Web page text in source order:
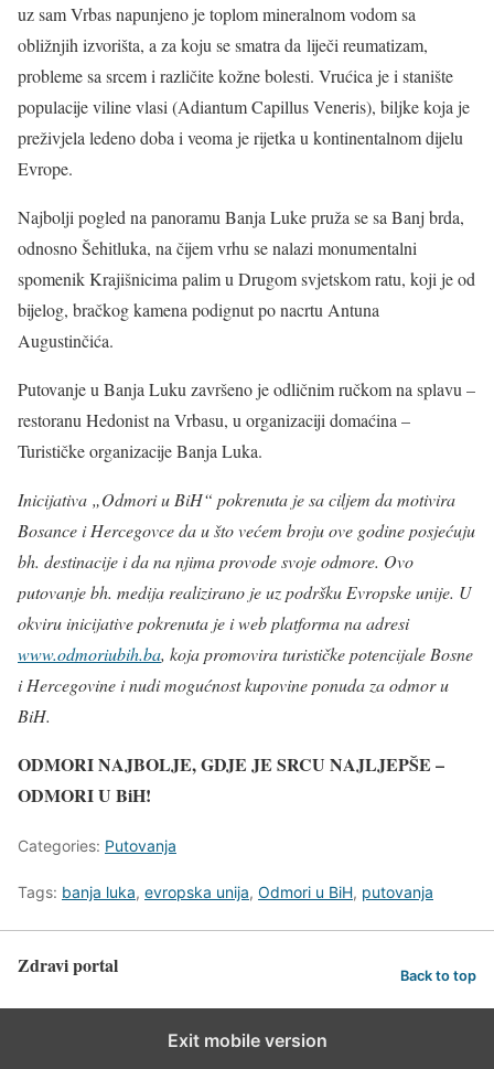
uz sam Vrbas napunjeno je toplom mineralnom vodom sa
obližnjih izvorišta, a za koju se smatra da liječi reumatizam,
probleme sa srcem i različite kožne bolesti. Vrućica je i stanište
populacije viline vlasi (Adiantum Capillus Veneris), biljke koja je
preživjela ledeno doba i veoma je rijetka u kontinentalnom dijelu
Evrope.
Najbolji pogled na panoramu Banja Luke pruža se sa Banj brda,
odnosno Šehitluka, na čijem vrhu se nalazi monumentalni
spomenik Krajišnicima palim u Drugom svjetskom ratu, koji je od
bijelog, bračkog kamena podignut po nacrtu Antuna
Augustinčića.
Putovanje u Banja Luku završeno je odličnim ručkom na splavu –
restoranu Hedonist na Vrbasu, u organizaciji domaćina –
Turističke organizacije Banja Luka.
Inicijativa „Odmori u BiH“ pokrenuta je sa ciljem da motivira
Bosance i Hercegovce da u što većem broju ove godine posjećuju
bh. destinacije i da na njima provode svoje odmore. Ovo
putovanje bh. medija realizirano je uz podršku Evropske unije. U
okviru inicijative pokrenuta je i web platforma na adresi
www.odmoriubih.ba, koja promovira turističke potencijale Bosne
i Hercegovine i nudi mogućnost kupovine ponuda za odmor u
BiH.
ODMORI NAJBOLJE, GDJE JE SRCU NAJLJEPŠE –
ODMORI U BiH!
Categories: Putovanja
Tags: banja luka, evropska unija, Odmori u BiH, putovanja
Zdravi portal Back to top
Exit mobile version